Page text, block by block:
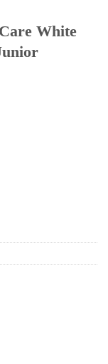
White
Dogs Grain Free